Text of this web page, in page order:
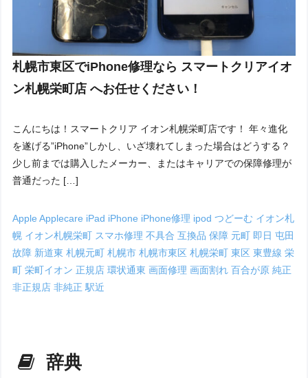
札幌市東区でiPhone修理なら スマートクリアイオ
ン札幌栄町店 へお任せください！
こんにちは！スマートクリア イオン札幌栄町店です！ 年々進化
を遂げる”iPhone”しかし、いざ壊れてしまった場合はどうする？
少し前までは購入したメーカー、またはキャリアでの保障修理が
普通だった […]
AppleApplecare iPad iPhone iPhone修理 ipodつどーむ イオン札
幌 イオン札幌栄町 スマホ修理不具合互換品保障 元町 即日屯田
故障 新道東札幌元町札幌市札幌市東区札幌栄町東区東豊線栄
町栄町イオン 正規店環状通東画面修理画面割れ百合が原純正
非正規店非純正駅近
辞典